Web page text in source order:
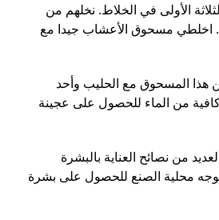
الأولى في الخلاط. نخلهم من
اخلطي مسحوق الأعشاب جيدا مع
جم من هذا المسحوق مع الحليب وأحد
من الماء للحصول على عجينة
من نصائح العناية بالبشرة
محلية الصنع للحصول على بشرة